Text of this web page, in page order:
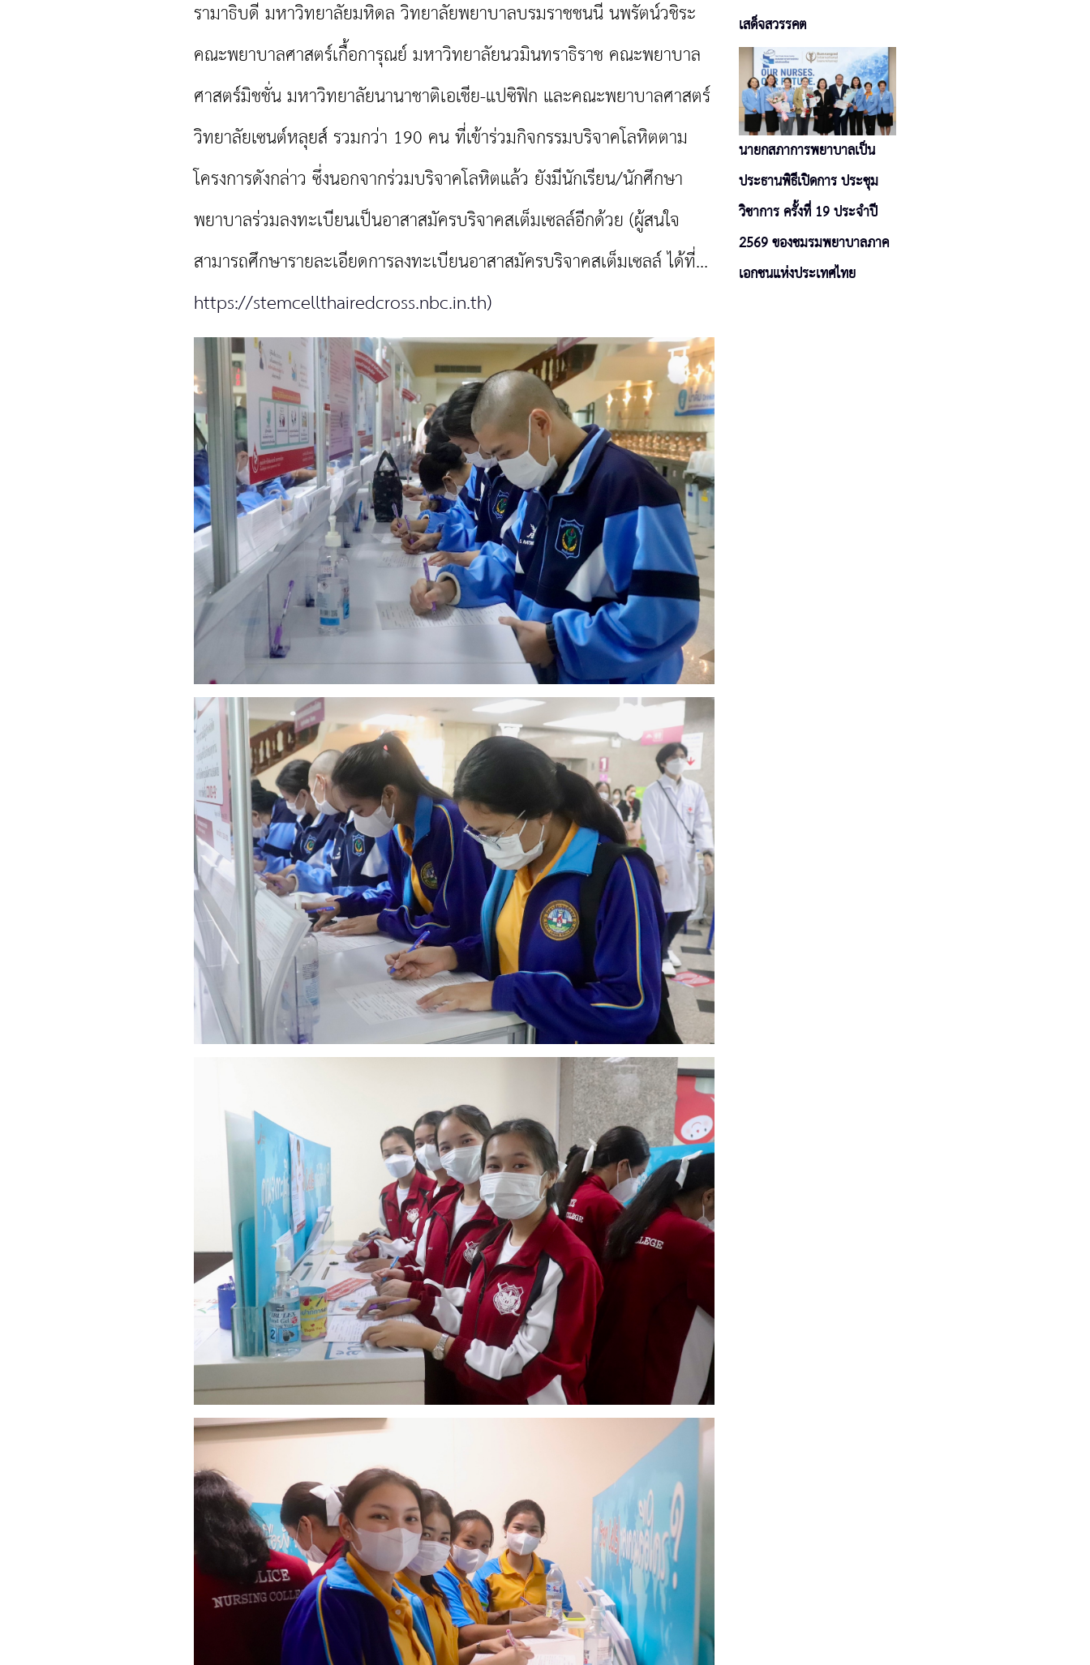
รามาธิบดี มหาวิทยาลัยมหิดล วิทยาลัยพยาบาลบรมราชชนนี นพรัตน์วชิระ
คณะพยาบาลศาสตร์เกื้อการุณย์ มหาวิทยาลัยนวมินทราธิราช คณะพยาบาล
ศาสตร์มิชชั่น มหาวิทยาลัยนานาชาติเอเชีย-แปซิฟิก และคณะพยาบาลศาสตร์
วิทยาลัยเซนต์หลุยส์ รวมกว่า 190 คน ที่เข้าร่วมกิจกรรมบริจาคโลหิตตาม
โครงการดังกล่าว ซึ่งนอกจากร่วมบริจาคโลหิตแล้ว ยังมีนักเรียน/นักศึกษา
พยาบาลร่วมลงทะเบียนเป็นอาสาสมัครบริจาคสเต็มเซลล์อีกด้วย (ผู้สนใจ
สามารถศึกษารายละเอียดการลงทะเบียนอาสาสมัครบริจาคสเต็มเซลล์ ได้ที่...
https://stemcellthairedcross.nbc.in.th)
เสด็จสวรรคต
นายกสภาการพยาบาลเป็น
ประธานพิธีเปิดการ ประชุม
วิชาการ ครั้งที่ 19 ประจำปี
2569 ของชมรมพยาบาลภาค
เอกชนแห่งประเทศไทย